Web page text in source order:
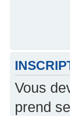
Vous
prend